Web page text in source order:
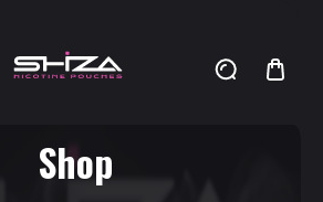
Shop